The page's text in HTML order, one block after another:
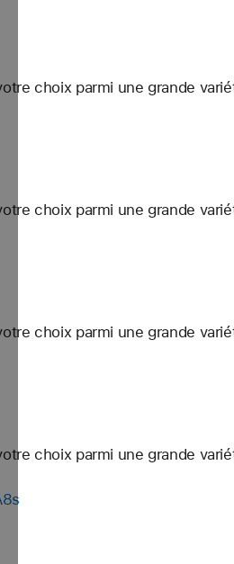
choix parmi une grande
choix parmi une grande
choix parmi une grande
choix parmi une grande